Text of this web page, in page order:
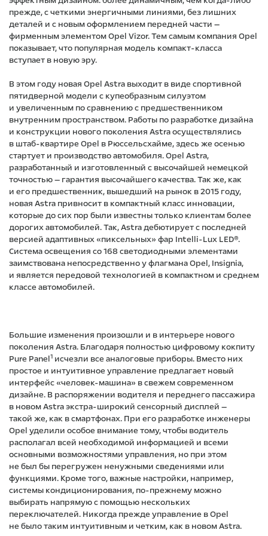
прежде, с четкими энергичными линиями, без лишних
деталей и с новым оформлением передней части —
фирменным элементом Opel Vizor. Тем самым компания Opel
показывает, что популярная модель компакт-класса
вступает в новую эру.
В этом году новая Opel Astra выходит в виде спортивной
пятидверной модели с купеобразным силуэтом
и увеличенным по сравнению с предшественником
внутренним пространством. Работы по разработке дизайна
и конструкции нового поколения Astra осуществлялись
в штаб-квартире Opel в Рюссельсхайме, здесь же осенью
стартует и производство автомобиля. Opel Astra,
разработанный и изготовленный с высочайшей немецкой
точностью — гарантия высочайшего качества. Так же, как
и его предшественник, вышедший на рынок в 2015 году,
новая Astra привносит в компактный класс инновации,
которые до сих пор были известны только клиентам более
дорогих автомобилей. Так, Astra дебютирует с последней
версией адаптивных «пиксельных» фар Intelli-Lux LED®.
Система освещения со 168 светодиодными элементами
заимствована непосредственно у флагмана Opel, Insignia,
и является передовой технологией в компактном и среднем
классе автомобилей.
Большие изменения произошли и в интерьере нового
поколения Astra. Благодаря полностью цифровому кокпиту
Pure Panel1 исчезли все аналоговые приборы. Вместо них
простое и интуитивное управление предлагает новый
интерфейс «человек-машина» в свежем современном
дизайне. В распоряжении водителя и переднего пассажира
в новом Astra экстра-широкий сенсорный дисплей —
такой же, как в смартфонах. При его разработке инженеры
Opel уделили особое внимание тому, чтобы водитель
располагал всей необходимой информацией и всеми
основными возможностями управления, но при этом
не был бы перегружен ненужными сведениями или
функциями. Кроме того, важные настройки, например,
системы кондиционирования, по-прежнему можно
выбирать напрямую с помощью нескольких
переключателей. Никогда прежде управление в Opel
не было таким интуитивным и четким, как в новом Astra.